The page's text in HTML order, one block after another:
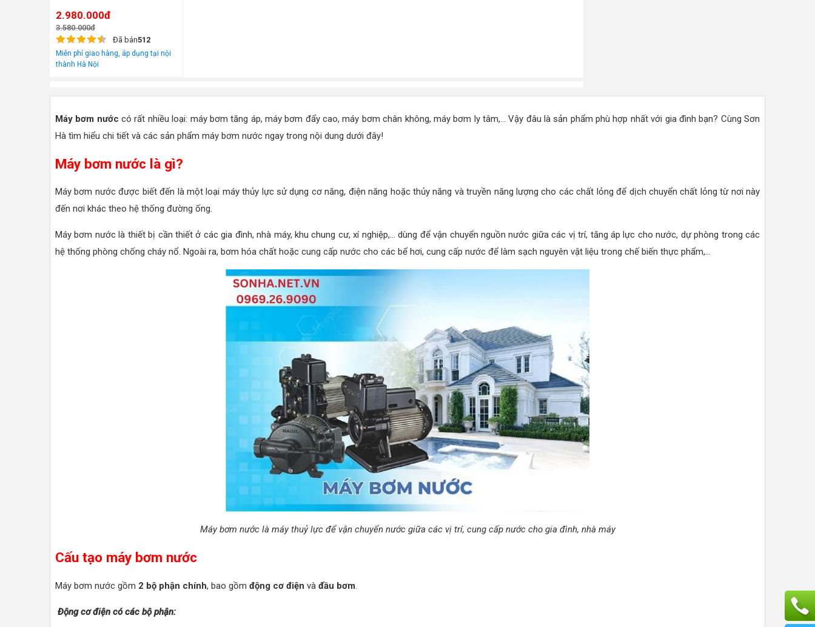
2.980.000đ
3.580.000đ
Đã bán512
Miễn phí giao hàng, áp dụng tại nội
thành Hà Nội
Máy bơm nước có rất nhiều loại: máy bơm tăng áp, máy bơm đẩy cao, máy bơm chân không, máy bơm ly tâm,... Vậy đâu là sản phẩm phù hợp nhất với gia đình bạn? Cùng Sơn
Hà tìm hiểu chi tiết và các sản phẩm máy bơm nước ngay trong nội dung dưới đây!
Máy bơm nước là gì?
Máy bơm nước được biết đến là một loại máy thủy lực sử dụng cơ năng, điện năng hoặc thủy năng và truyền năng lượng cho các chất lỏng để dịch chuyển chất lỏng từ nơi này
đến nơi khác theo hệ thống đường ống.
Máy bơm nước là thiết bị cần thiết ở các gia đình, nhà máy, khu chung cư, xí nghiệp,... dùng để vận chuyển nguồn nước giữa các vị trí, tăng áp lực cho nước, dự phòng trong các
hệ thống phòng chống cháy nổ. Ngoài ra, bơm hóa chất hoặc cung cấp nước cho các bể hơi, cung cấp nước để làm sạch nguyên vật liệu trong chế biến thực phẩm,...
Máy bơm nước là máy thuỷ lực để vận chuyển nước giữa các vị trí, cung cấp nước cho gia đình, nhà máy
Cấu tạo máy bơm nước
Máy bơm nước gồm 2 bộ phận chính, bao gồm động cơ điện và đầu bơm
Động cơ điện có các bộ phận: